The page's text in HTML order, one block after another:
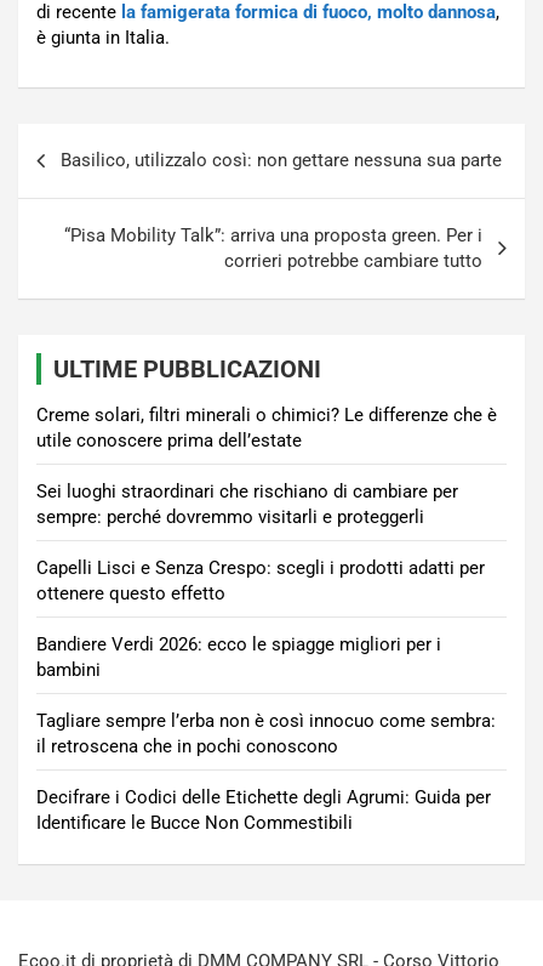
di recente la famigerata formica di fuoco, molto dannosa,
è giunta in Italia.
Basilico, utilizzalo così: non gettare nessuna sua parte
“Pisa Mobility Talk”: arriva una proposta green. Per i
corrieri potrebbe cambiare tutto
ULTIME PUBBLICAZIONI
Creme solari, filtri minerali o chimici? Le differenze che è
utile conoscere prima dell’estate
Sei luoghi straordinari che rischiano di cambiare per
sempre: perché dovremmo visitarli e proteggerli
Capelli Lisci e Senza Crespo: scegli i prodotti adatti per
ottenere questo effetto
Bandiere Verdi 2026: ecco le spiagge migliori per i
bambini
Tagliare sempre l’erba non è così innocuo come sembra:
il retroscena che in pochi conoscono
Decifrare i Codici delle Etichette degli Agrumi: Guida per
Identificare le Bucce Non Commestibili
Ecoo.it di proprietà di DMM COMPANY SRL - Corso Vittorio